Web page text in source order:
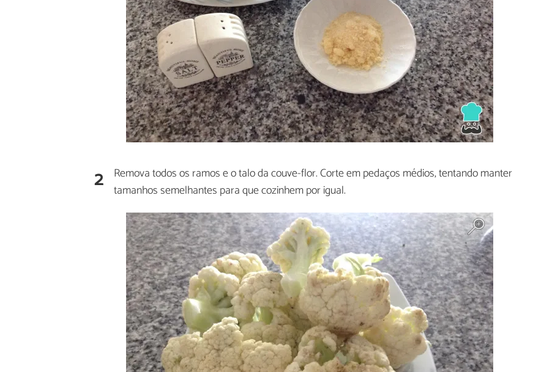
2 Remova todos os ramos e o talo da couve-flor. Corte em pedaços médios, tentando manter
tamanhos semelhantes para que cozinhem por igual.